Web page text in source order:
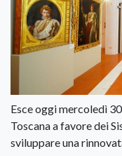
Esce oggi mercoledì
Toscana a favore dei
sviluppare una